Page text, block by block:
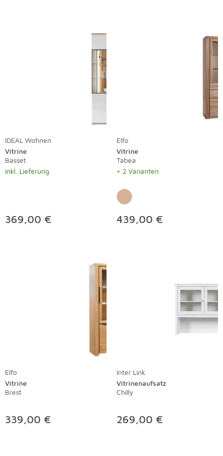
IDEAL Wohnen
Vitrine
Basset
inkl. Lieferung
369,00 €
Elfo
Vitrine
Tabea
+ 2 Varianten
439,00 €
Elfo
Vitrine
Brest
339,00 €
Inter Link
Vitrinenaufsatz
Chilly
269,00 €